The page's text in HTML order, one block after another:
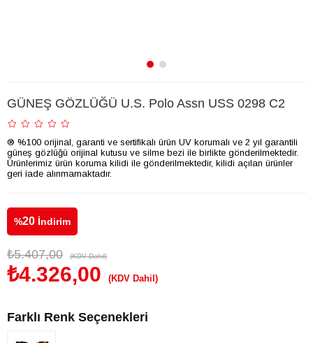
GÜNEŞ GÖZLÜĞÜ U.S. Polo Assn USS 0298 C2
® %100 orijinal, garanti ve sertifikalı ürün UV korumalı ve 2 yıl garantili
güneş gözlüğü orijinal kutusu ve silme bezi ile birlikte gönderilmektedir.
Ürünlerimiz ürün koruma kilidi ile gönderilmektedir, kilidi açılan ürünler
geri iade alınmamaktadır.
%20 İndirim
₺5.407,00 (KDV Dahil)
₺4.326,00 (KDV Dahil)
Farklı Renk Seçenekleri